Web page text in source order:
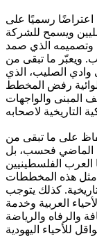
رسميًا على
ويسمح للشركة
وتصميمه الذي صمد
ويعبّر ما تبقى من
وادي الصليب، الذي
رفض المخطط
المبنى والواجهات
على ما تبقى من
الماضي فحسب، بل
الفلسطينيين
مثل هذه المخططات
كذلك يتوجب
العربية وخدمة
والرفاه والرياضة